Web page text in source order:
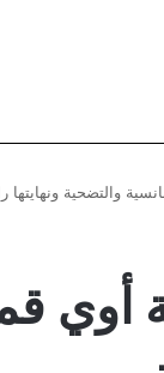
أوي